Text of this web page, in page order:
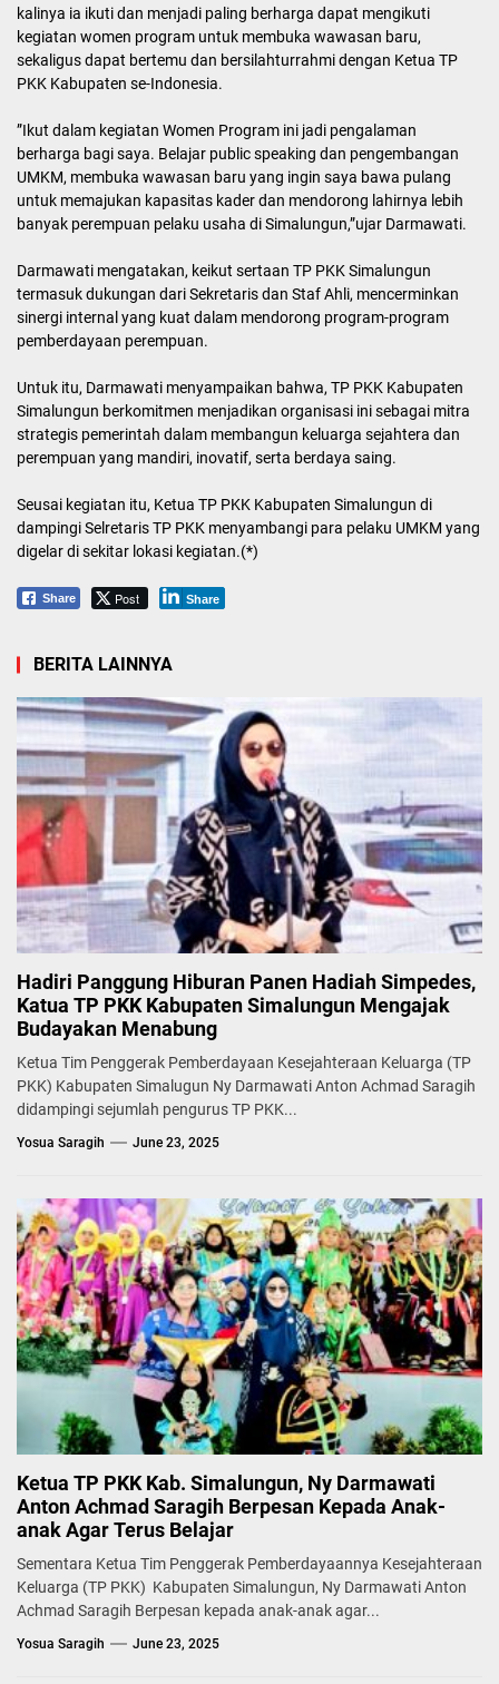
kalinya ia ikuti dan menjadi paling berharga dapat mengikuti
kegiatan women program untuk membuka wawasan baru,
sekaligus dapat bertemu dan bersilahturrahmi dengan Ketua TP
PKK Kabupaten se-Indonesia.
”Ikut dalam kegiatan Women Program ini jadi pengalaman
berharga bagi saya. Belajar public speaking dan pengembangan
UMKM, membuka wawasan baru yang ingin saya bawa pulang
untuk memajukan kapasitas kader dan mendorong lahirnya lebih
banyak perempuan pelaku usaha di Simalungun,”ujar Darmawati.
Darmawati mengatakan, keikut sertaan TP PKK Simalungun
termasuk dukungan dari Sekretaris dan Staf Ahli, mencerminkan
sinergi internal yang kuat dalam mendorong program-program
pemberdayaan perempuan.
Untuk itu, Darmawati menyampaikan bahwa, TP PKK Kabupaten
Simalungun berkomitmen menjadikan organisasi ini sebagai mitra
strategis pemerintah dalam membangun keluarga sejahtera dan
perempuan yang mandiri, inovatif, serta berdaya saing.
Seusai kegiatan itu, Ketua TP PKK Kabupaten Simalungun di
dampingi Selretaris TP PKK menyambangi para pelaku UMKM yang
digelar di sekitar lokasi kegiatan.(*)
Share Post Share
BERITA LAINNYA
Hadiri Panggung Hiburan Panen Hadiah Simpedes,
Katua TP PKK Kabupaten Simalungun Mengajak
Budayakan Menabung
Ketua Tim Penggerak Pemberdayaan Kesejahteraan Keluarga (TP
PKK) Kabupaten Simalugun Ny Darmawati Anton Achmad Saragih
didampingi sejumlah pengurus TP PKK...
Yosua Saragih June 23, 2025
Ketua TP PKK Kab. Simalungun, Ny Darmawati
Anton Achmad Saragih Berpesan Kepada Anak-
anak Agar Terus Belajar
Sementara Ketua Tim Penggerak Pemberdayaannya Kesejahteraan
Keluarga (TP PKK) Kabupaten Simalungun, Ny Darmawati Anton
Achmad Saragih Berpesan kepada anak-anak agar...
Yosua Saragih June 23, 2025